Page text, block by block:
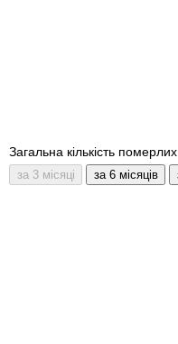
Загальна кількість померлих